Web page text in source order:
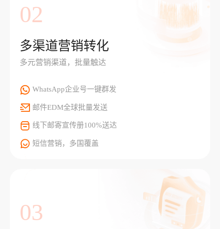
02
多渠道营销转化
多元营销渠道，批量触达
WhatsApp企业号一键群发
邮件EDM全球批量发送
线下邮寄宣传册100%送达
短信营销，多国覆盖
03